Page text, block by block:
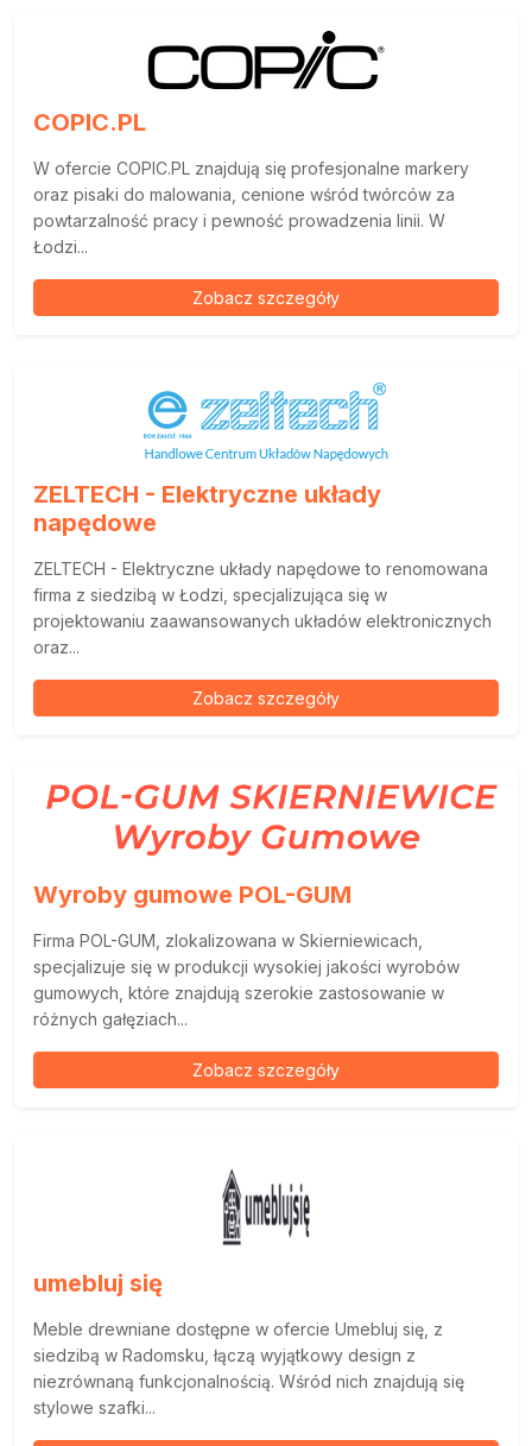
COPIC.PL
W ofercie COPIC.PL znajdują się profesjonalne markery
oraz pisaki do malowania, cenione wśród twórców za
powtarzalność pracy i pewność prowadzenia linii. W
Łodzi...
Zobacz szczegóły
ZELTECH - Elektryczne układy
napędowe
ZELTECH - Elektryczne układy napędowe to renomowana
firma z siedzibą w Łodzi, specjalizująca się w
projektowaniu zaawansowanych układów elektronicznych
oraz...
Zobacz szczegóły
Wyroby gumowe POL-GUM
Firma POL-GUM, zlokalizowana w Skierniewicach,
specjalizuje się w produkcji wysokiej jakości wyrobów
gumowych, które znajdują szerokie zastosowanie w
różnych gałęziach...
Zobacz szczegóły
umebluj się
Meble drewniane dostępne w ofercie Umebluj się, z
siedzibą w Radomsku, łączą wyjątkowy design z
niezrównaną funkcjonalnością. Wśród nich znajdują się
stylowe szafki...